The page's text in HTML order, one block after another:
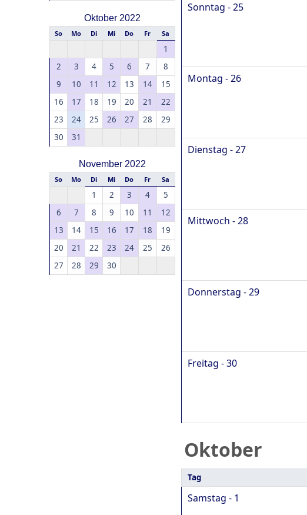
Oktober 2022
So Mo Di Mi Do Fr Sa
1
2
3 4 5 6 7
8
9
10 11 12 13 14
15
16
17 18 19 20 21
22
23
24 25 26 27 28
29
30
31
November 2022
So Mo Di Mi Do Fr Sa
1 2 3 4
5
6
7 8 9 10 11
12
13
14 15 16 17 18
19
20
21 22 23 24 25
26
27
28 29 30
Sonntag - 25
Montag - 26
Dienstag - 27
Mittwoch - 28
Donnerstag - 29
Freitag - 30
Oktober
Tag
Samstag - 1